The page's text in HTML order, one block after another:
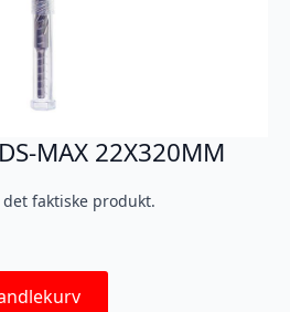
MAX 22X320MM
faktiske produkt.